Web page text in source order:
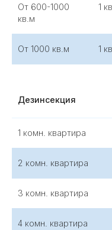
От 600-1000
кв.м
1
От 1000 кв.м 1
Дезинсекция
1 комн. квартира
2 комн. квартира
3 комн. квартира
4 комн. квартира
Работаем по договору
Приедем вовремя и
Честные цены при
цена
конфиденциально